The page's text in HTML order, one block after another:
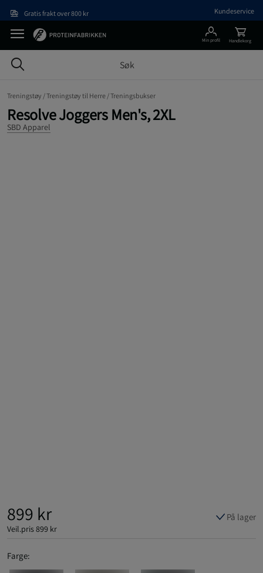
Gratis frakt over 800 kr Kundeservice
Min profil Handlekorg
Treningstøy /Treningstøy til Herre /Treningsbukser
Resolve Joggers Men's, 2XL
SBD Apparel
899 kr
Veil.pris899 kr
På lager
Farge: